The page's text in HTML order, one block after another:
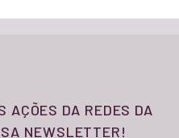
AÇÕES DA REDES DA
NEWSLETTER!